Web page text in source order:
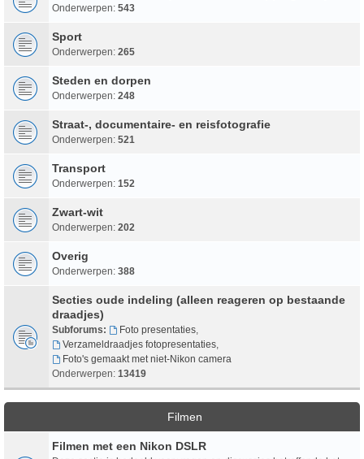
Onderwerpen: 543
Sport
Onderwerpen: 265
Steden en dorpen
Onderwerpen: 248
Straat-, documentaire- en reisfotografie
Onderwerpen: 521
Transport
Onderwerpen: 152
Zwart-wit
Onderwerpen: 202
Overig
Onderwerpen: 388
Secties oude indeling (alleen reageren op bestaande
draadjes)
Subforums: Foto presentaties,
Verzameldraadjes fotopresentaties,
Foto's gemaakt met niet-Nikon camera
Onderwerpen: 13419
Filmen
Filmen met een Nikon DSLR